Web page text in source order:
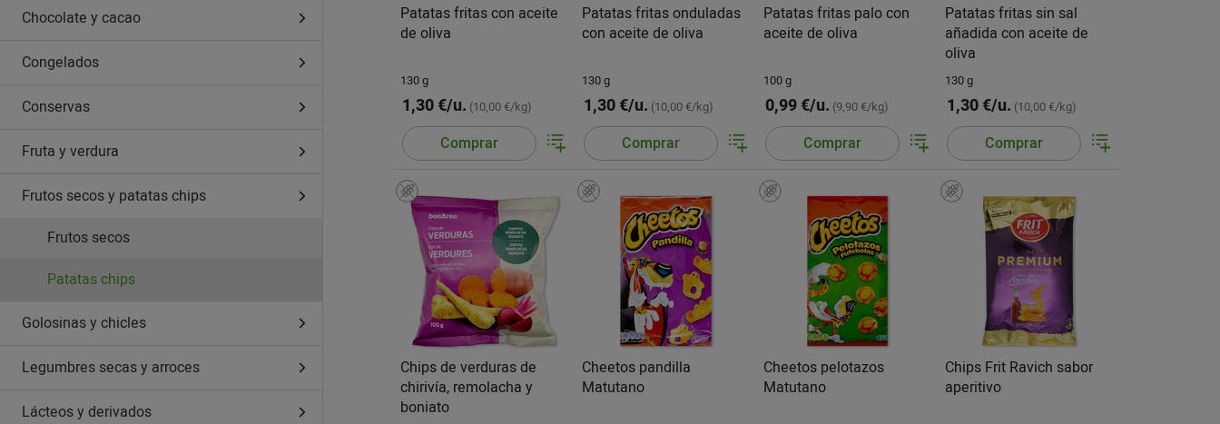
Chocolate y cacao
Congelados
Conservas
Fruta y verdura
Frutos secos y patatas chips
Frutos secos
Patatas chips
Golosinas y chicles
Legumbres secas y arroces
Lácteos y derivados
Patatas fritas con aceite
de oliva
130 g
1,30 €/u. (10,00 €/kg)
Comprar
Patatas fritas onduladas
con aceite de oliva
130 g
1,30 €/u. (10,00 €/kg)
Comprar
Patatas fritas palo con
aceite de oliva
100 g
0,99 €/u. (9,90 €/kg)
Comprar
Patatas fritas sin sal
añadida con aceite de
oliva
130 g
1,30 €/u. (10,00 €/kg)
Comprar
Chips de verduras de
chirivía, remolacha y
boniato
Cheetos pandilla
Matutano
Cheetos pelotazos
Matutano
Chips Frit Ravich sabor
aperitivo